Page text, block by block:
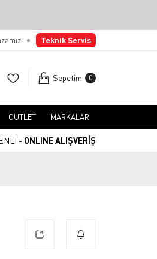
Teknik Servis
Sepetim 0
OUTLET MARKALAR
- ONLINE ALIŞVERİŞ